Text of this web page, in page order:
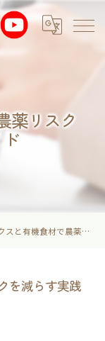
薬リスク
機食材で農薬リスクを減らす実践ガイド
を減らす実践